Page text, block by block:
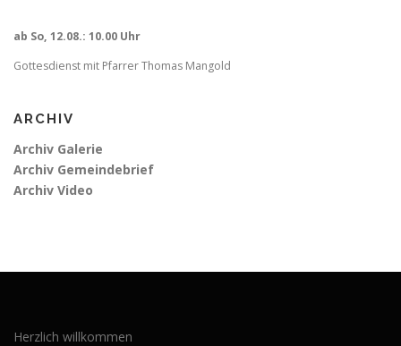
ab So, 12.08.: 10.00 Uhr
Gottesdienst mit Pfarrer Thomas Mangold
ARCHIV
Archiv Galerie
Archiv Gemeindebrief
Archiv Video
Herzlich willkommen